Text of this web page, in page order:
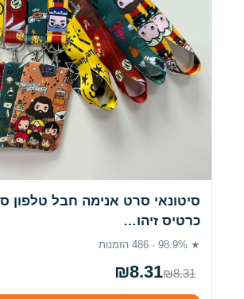
סיטונאי סרט אנימה חבל טלפון
כרטיס זיהו…
★ 98.9% · 486 הזמנות
₪8.31₪8.31